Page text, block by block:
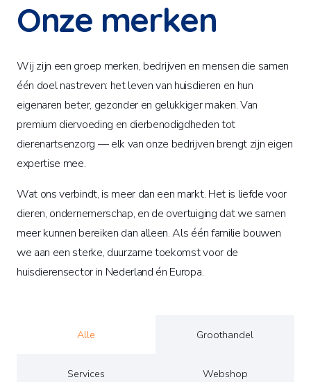
Onze merken
Wij zijn een groep merken, bedrijven en mensen die samen
één doel nastreven: het leven van huisdieren en hun
eigenaren beter, gezonder en gelukkiger maken. Van
premium diervoeding en dierbenodigdheden tot
dierenartsenzorg — elk van onze bedrijven brengt zijn eigen
expertise mee.
Wat ons verbindt, is meer dan een markt. Het is liefde voor
dieren, ondernemerschap, en de overtuiging dat we samen
meer kunnen bereiken dan alleen. Als één familie bouwen
we aan een sterke, duurzame toekomst voor de
huisdierensector in Nederland én Europa.
Alle Groothandel
Services Webshop